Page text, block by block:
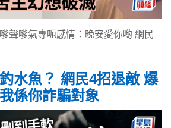
聲嗲氣專呃感情：晚安愛你喲 網民
水魚？ 網民4招退敵 爆
係你詐騙對象